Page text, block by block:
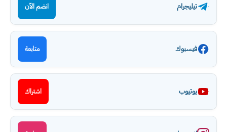
تيليجرام انضم الآن
فيسبوك متابعة
يوتيوب اشتراك